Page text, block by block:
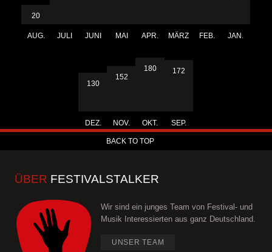
20
AUG. JULI JUNI MAI APR. MÄRZ FEB. JAN.
130
DEZ.
152
NOV.
180
OKT.
172
SEP.
BACK TO TOP
ÜBER FESTIVALSTALKER
Wir sind ein junges Team von Festival- und
Musik Interessierten aus ganz Deutschland.
UNSER TEAM